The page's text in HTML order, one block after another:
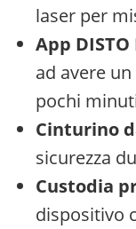
laser per
App DISTO
ad avere
pochi
Cinturino
sicurezza
Custodia
dispositivo